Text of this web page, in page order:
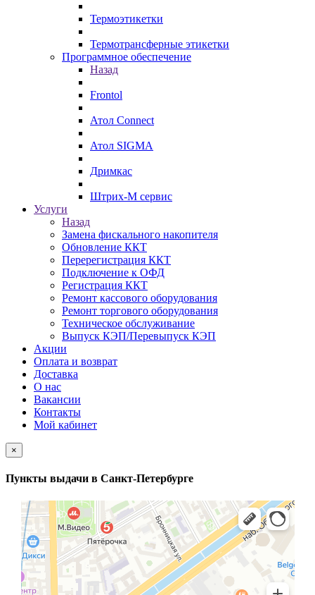
Термоэтикетки
Термотрансферные этикетки
Программное обеспечение
Назад
Frontol
Атол Connect
Атол SIGMA
Дримкас
Штрих-М сервис
Услуги
Назад
Замена фискального накопителя
Обновление ККТ
Перерегистрация ККТ
Подключение к ОФД
Регистрация ККТ
Ремонт кассового оборудования
Ремонт торгового оборудования
Техническое обслуживание
Выпуск КЭП/Перевыпуск КЭП
Акции
Оплата и возврат
Доставка
О нас
Вакансии
Контакты
Мой кабинет
×
Пункты выдачи в Санкт-Петербурге